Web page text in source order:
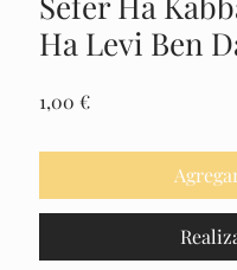
Ha Levi Ben
1,00 €Precio